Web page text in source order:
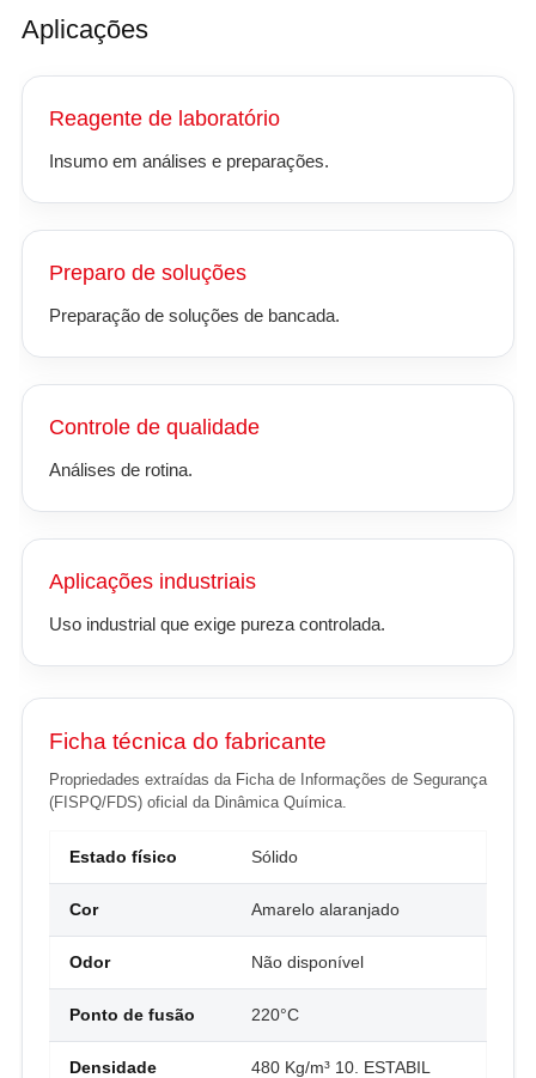
Aplicações
Reagente de laboratório
Insumo em análises e preparações.
Preparo de soluções
Preparação de soluções de bancada.
Controle de qualidade
Análises de rotina.
Aplicações industriais
Uso industrial que exige pureza controlada.
Ficha técnica do fabricante
Propriedades extraídas da Ficha de Informações de Segurança
(FISPQ/FDS) oficial da Dinâmica Química.
Estado físico Sólido
Cor Amarelo alaranjado
Odor Não disponível
Ponto de fusão 220°C
Densidade 480 Kg/m³ 10. ESTABIL